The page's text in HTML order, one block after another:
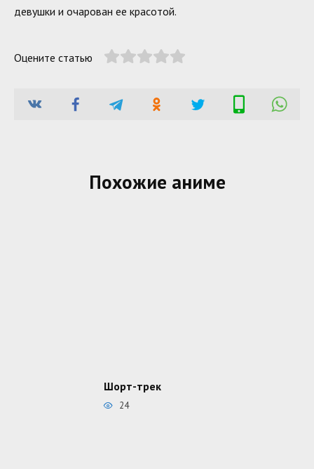
девушки и очарован ее красотой.
Оцените статью
Похожие аниме
Шорт-трек
24